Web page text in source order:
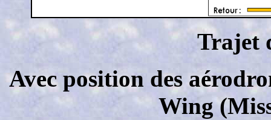
Trajet
Avec position des
Wing